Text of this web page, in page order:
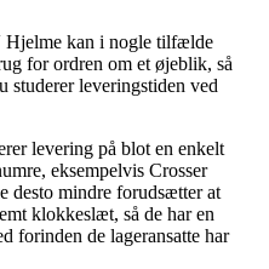
Hjelme kan i nogle tilfælde
for ordren om et øjeblik, så
studerer leveringstiden ved
levering på blot en enkelt
eksempelvis Crosser
desto mindre forudsætter at
klokkeslæt, så de har en
forinden de lageransatte har